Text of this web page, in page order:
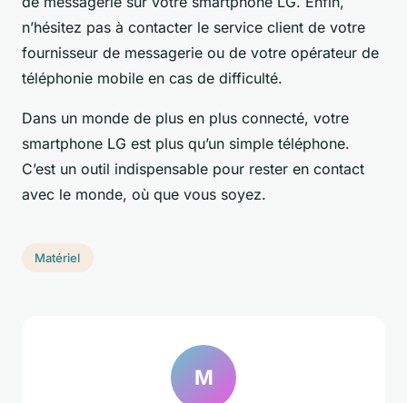
n’hésitez pas à contacter le service client de votre
fournisseur de messagerie ou de votre opérateur de
téléphonie mobile en cas de difficulté.
Dans un monde de plus en plus connecté, votre
smartphone LG est plus qu’un simple téléphone.
C’est un outil indispensable pour rester en contact
avec le monde, où que vous soyez.
Matériel
M